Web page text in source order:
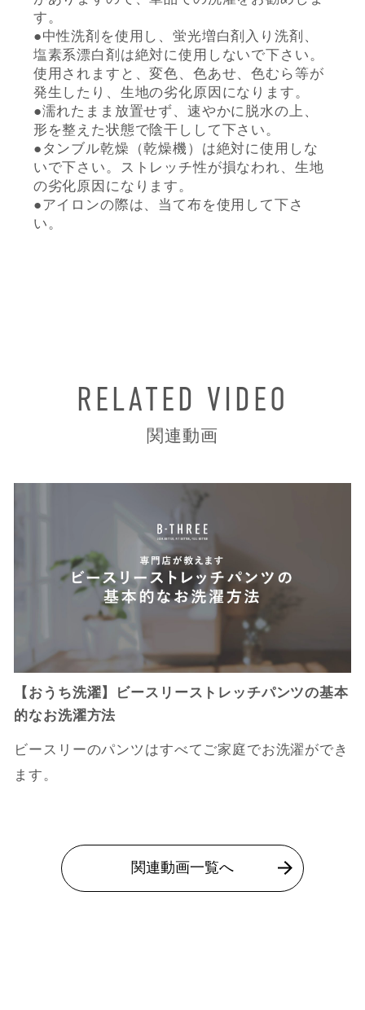
す。
●中性洗剤を使用し、蛍光増白剤入り洗剤、
塩素系漂白剤は絶対に使用しないで下さい。
使用されますと、変色、色あせ、色むら等が
発生したり、生地の劣化原因になります。
●濡れたまま放置せず、速やかに脱水の上、
形を整えた状態で陰干しして下さい。
●タンブル乾燥（乾燥機）は絶対に使用しな
いで下さい。ストレッチ性が損なわれ、生地
の劣化原因になります。
●アイロンの際は、当て布を使用して下さ
い。
RELATED VIDEO
関連動画
【おうち洗濯】ビースリーストレッチパンツの基本
的なお洗濯方法
ビースリーのパンツはすべてご家庭でお洗濯ができ
ます。
関連動画一覧へ